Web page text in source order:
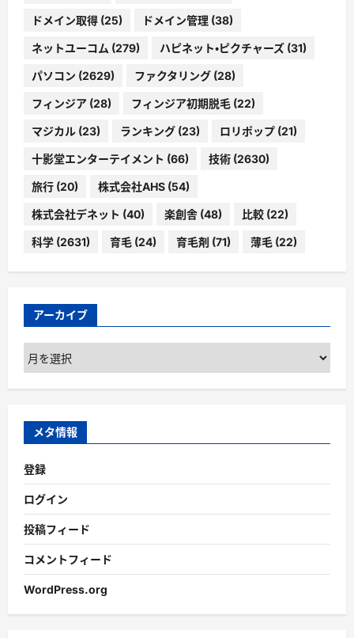
ドメイン取得 (25) ドメイン管理 (38)
ネットユーコム (279) ハピネット・ピクチャーズ (31)
パソコン (2629) ファクタリング (28)
フィンジア (28) フィンジア初期脱毛 (22)
マジカル (23) ランキング (23) ロリポップ (21)
十影堂エンターテイメント (66) 技術 (2630)
旅行 (20) 株式会社AHS (54)
株式会社デネット (40) 楽創舎 (48) 比較 (22)
科学 (2631) 育毛 (24) 育毛剤 (71) 薄毛 (22)
アーカイブ
ア
ー
カ
ブ
メタ情報
登録
ログイン
投稿フィード
コメントフィード
WordPress.org